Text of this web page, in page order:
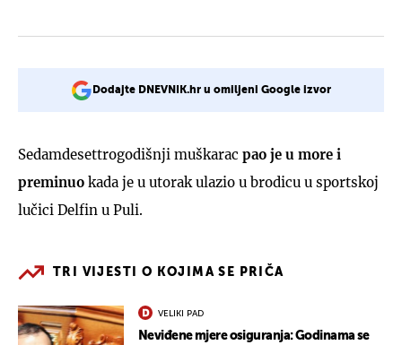
Dodajte DNEVNIK.hr u omiljeni Google izvor
Sedamdesettrogodišnji muškarac pao je u more i
preminuo kada je u utorak ulazio u brodicu u sportskoj
lučici Delfin u Puli.
TRI VIJESTI O KOJIMA SE PRIČA
VELIKI PAD
Neviđene mjere osiguranja: Godinama se